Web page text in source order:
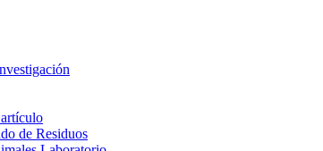
de Residuos